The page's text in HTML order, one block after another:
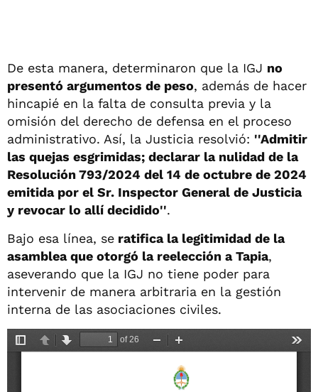
De esta manera, determinaron que la IGJ no
presentó argumentos de peso, además de hacer
hincapié en la falta de consulta previa y la
omisión del derecho de defensa en el proceso
administrativo. Así, la Justicia resolvió: ''Admitir
las quejas esgrimidas; declarar la nulidad de la
Resolución 793/2024 del 14 de octubre de 2024
emitida por el Sr. Inspector General de Justicia
y revocar lo allí decidido''.
Bajo esa línea, se ratifica la legitimidad de la
asamblea que otorgó la reelección a Tapia,
aseverando que la IGJ no tiene poder para
intervenir de manera arbitraria en la gestión
interna de las asociaciones civiles.